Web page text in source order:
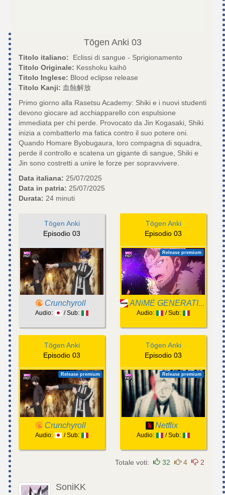
Tōgen Anki 03
Titolo italiano:
Eclissi di sangue - Sprigionamento
Titolo Originale: Kesshoku kaihō
Titolo Inglese: Blood eclipse release
Titolo Kanji: 血蝕解放
Primo giorno alla Rasetsu Academy: Shiki e i nuovi studenti
devono giocare ad acchiapparello con espulsione
immediata per chi perde. Provocato da Jin Kogasaki, Shiki
inizia a combatterlo ma fatica contro il suo potere oni.
Quando Homare Byobugaura, loro compagna di squadra,
perde il controllo e scatena un gigante di sangue, Shiki e
Jin sono costretti a unire le forze per sopravvivere.
Data italiana: 25/07/2025
Data in patria: 25/07/2025
Durata: 24 minuti
Tōgen Anki
Episodio 03
Crunchyroll
Audio: / Sub:
Tōgen Anki
Episodio 03
Release premium
ANiME GENERATION
Audio: / Sub:
Tōgen Anki
Episodio 03
Release premium
Crunchyroll
Audio: / Sub:
Tōgen Anki
Episodio 03
Release premium
Netflix
Audio: / Sub:
Totale voti: 32 4 2
SoniKK